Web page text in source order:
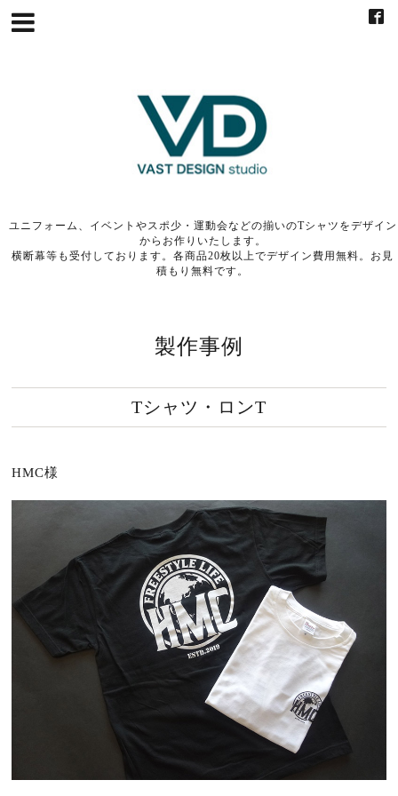
ユニフォーム、イベントやスポ少・運動会などの揃いのTシャツをデザイン
からお作りいたします。
横断幕等も受付しております。各商品20枚以上でデザイン費用無料。お見
積もり無料です。
製作事例
Tシャツ・ロンT
HMC様